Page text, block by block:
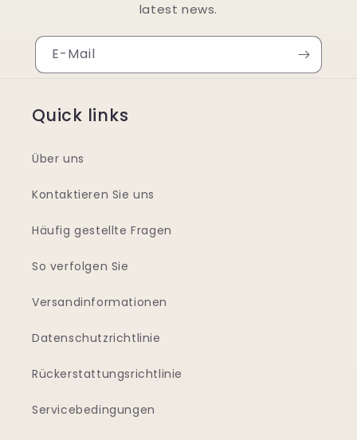
latest news.
E-Mail
Quick links
Über uns
Kontaktieren Sie uns
Häufig gestellte Fragen
So verfolgen Sie
Versandinformationen
Datenschutzrichtlinie
Rückerstattungsrichtlinie
Servicebedingungen